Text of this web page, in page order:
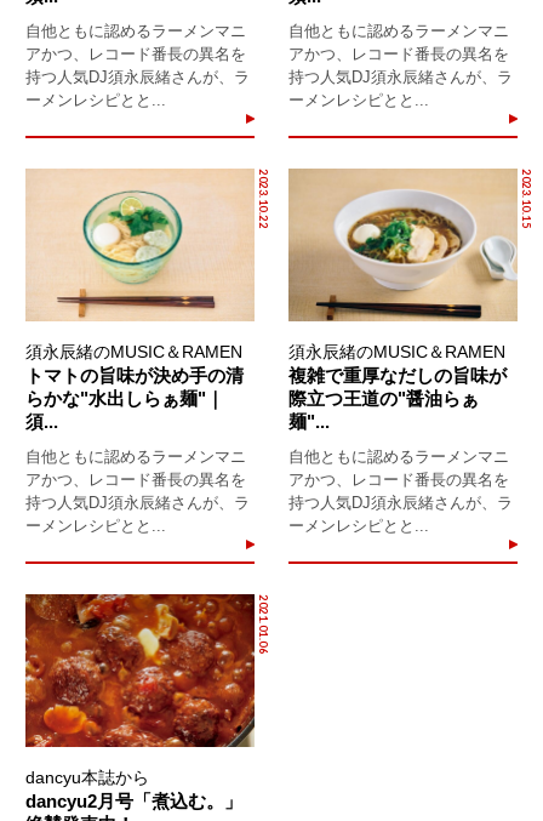
自他ともに認めるラーメンマニ
アかつ、レコード番長の異名を
持つ人気DJ須永辰緒さんが、ラ
ーメンレシピとと...
自他ともに認めるラーメンマニ
アかつ、レコード番長の異名を
持つ人気DJ須永辰緒さんが、ラ
ーメンレシピとと...
2023.10.22
須永辰緒のMUSIC＆RAMEN
トマトの旨味が決め手の清
らかな"水出しらぁ麺"｜
須...
自他ともに認めるラーメンマニ
アかつ、レコード番長の異名を
持つ人気DJ須永辰緒さんが、ラ
ーメンレシピとと...
2023.10.15
須永辰緒のMUSIC＆RAMEN
複雑で重厚なだしの旨味が
際立つ王道の"醤油らぁ
麺"...
自他ともに認めるラーメンマニ
アかつ、レコード番長の異名を
持つ人気DJ須永辰緒さんが、ラ
ーメンレシピとと...
2021.01.06
dancyu本誌から
dancyu2月号「煮込む。」